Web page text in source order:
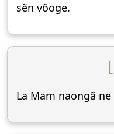
sẽn võoge.
La Mam naongã ne